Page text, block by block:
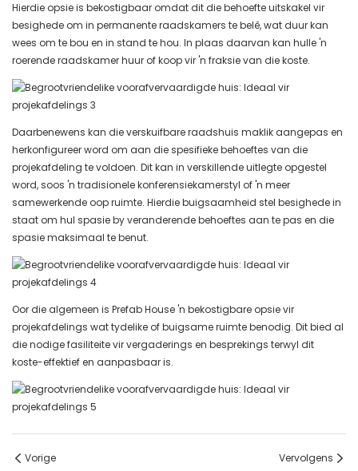
Hierdie opsie is bekostigbaar omdat dit die behoefte uitskakel vir
besighede om in permanente raadskamers te belê, wat duur kan
wees om te bou en in stand te hou. In plaas daarvan kan hulle 'n
roerende raadskamer huur of koop vir 'n fraksie van die koste.
Daarbenewens kan die verskuifbare raadshuis maklik aangepas en
herkonfigureer word om aan die spesifieke behoeftes van die
projekafdeling te voldoen. Dit kan in verskillende uitlegte opgestel
word, soos 'n tradisionele konferensiekamerstyl of 'n meer
samewerkende oop ruimte. Hierdie buigsaamheid stel besighede in
staat om hul spasie by veranderende behoeftes aan te pas en die
spasie maksimaal te benut.
Oor die algemeen is Prefab House 'n bekostigbare opsie vir
projekafdelings wat tydelike of buigsame ruimte benodig. Dit bied al
die nodige fasiliteite vir vergaderings en besprekings terwyl dit
koste-effektief en aanpasbaar is.
Vorige Vervolgens